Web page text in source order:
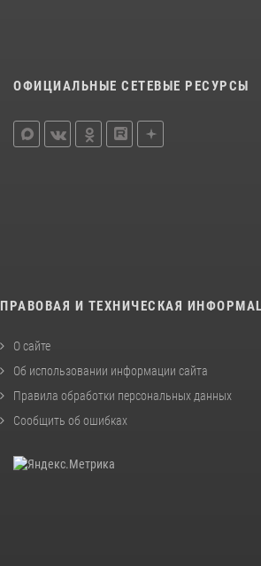
ОФИЦИАЛЬНЫЕ СЕТЕВЫЕ РЕСУРСЫ
ПРАВОВАЯ И ТЕХНИЧЕСКАЯ
О сайте
Об использовании информации сайта
Правила обработки персональных данных
Сообщить об ошибках